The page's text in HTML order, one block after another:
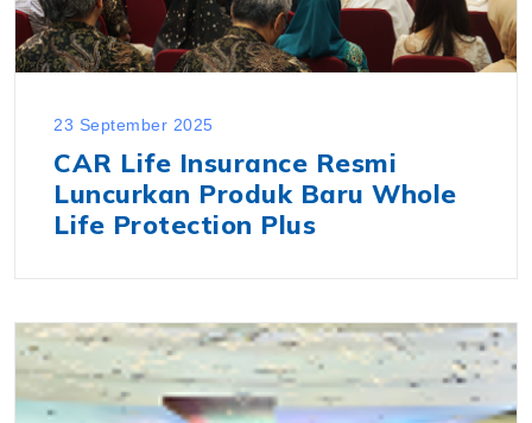
23 September 2025
CAR Life Insurance Resmi
Luncurkan Produk Baru Whole
Life Protection Plus